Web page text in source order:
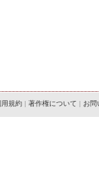
用規約 | 著作権について | お問